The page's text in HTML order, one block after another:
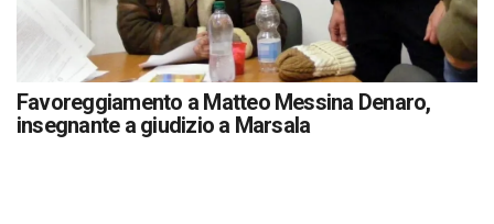
Favoreggiamento a Matteo Messina Denaro,
insegnante a giudizio a Marsala